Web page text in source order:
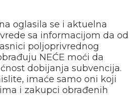
oglasila se i aktuelna
sa informacijom da od
poljoprivrednog
NEĆE moći da
dobijanja subvencija.
imaće samo oni koji
i zakupci obrađenih